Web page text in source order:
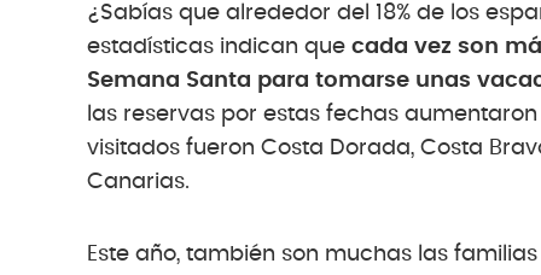
¿Sabías que alrededor del 18% de los
estadísticas indican que cada vez son
Semana Santa para tomarse unas
las reservas por estas fechas
visitados fueron Costa Dorada, Costa
Canarias.
Este año, también son muchas las